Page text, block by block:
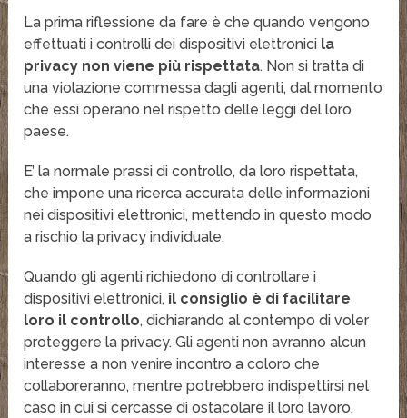
La prima riflessione da fare è che quando vengono
effettuati i controlli dei dispositivi elettronici la
privacy non viene più rispettata. Non si tratta di
una violazione commessa dagli agenti, dal momento
che essi operano nel rispetto delle leggi del loro
paese.
E’ la normale prassi di controllo, da loro rispettata,
che impone una ricerca accurata delle informazioni
nei dispositivi elettronici, mettendo in questo modo
a rischio la privacy individuale.
Quando gli agenti richiedono di controllare i
dispositivi elettronici, il consiglio è di facilitare
loro il controllo, dichiarando al contempo di voler
proteggere la privacy. Gli agenti non avranno alcun
interesse a non venire incontro a coloro che
collaboreranno, mentre potrebbero indispettirsi nel
caso in cui si cercasse di ostacolare il loro lavoro.